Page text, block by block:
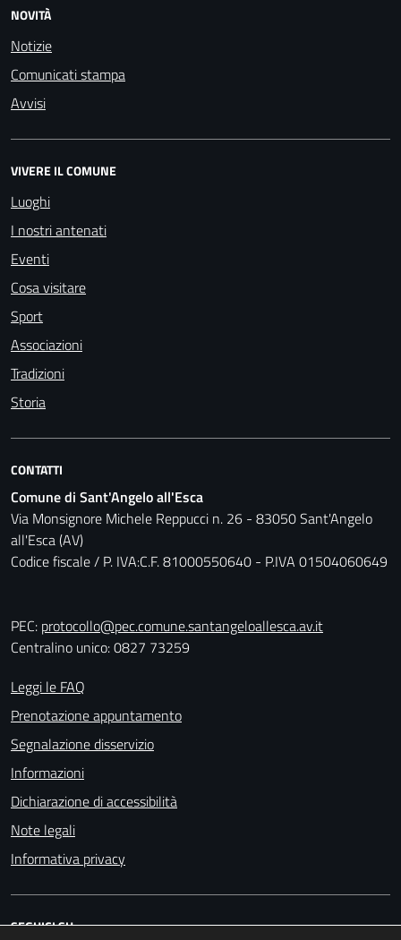
NOVITÀ
Notizie
Comunicati stampa
Avvisi
VIVERE IL COMUNE
Luoghi
I nostri antenati
Eventi
Cosa visitare
Sport
Associazioni
Tradizioni
Storia
CONTATTI
Comune di Sant'Angelo all'Esca
Via Monsignore Michele Reppucci n. 26 - 83050 Sant'Angelo
all'Esca (AV)
Codice fiscale / P. IVA:C.F. 81000550640 - P.IVA 01504060649
PEC: protocollo@pec.comune.santangeloallesca.av.it
Centralino unico: 0827 73259
Leggi le FAQ
Prenotazione appuntamento
Segnalazione disservizio
Informazioni
Dichiarazione di accessibilità
Note legali
Informativa privacy
SEGUICI SU